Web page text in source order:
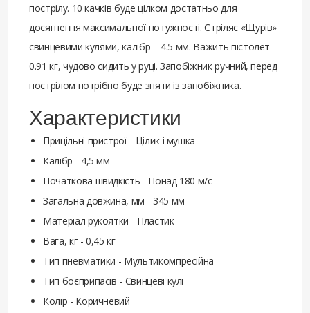
пострілу. 10 качків буде цілком достатньо для
досягнення максимальної потужності. Стріляє «Щурів»
свинцевими кулями, калібр – 4.5 мм. Важить пістолет
0.91 кг, чудово сидить у руці. Запобіжник ручний, перед
пострілом потрібно буде зняти із запобіжника.
Характеристики
Прицільні пристрої - Цілик і мушка
Калібр - 4,5 мм
Початкова швидкість - Понад 180 м/с
Загальна довжина, мм - 345 мм
Матеріал рукоятки - Пластик
Вага, кг - 0,45 кг
Тип пневматики - Мультикомпресійна
Тип боєприпасів - Свинцеві кулі
Колір - Коричневий